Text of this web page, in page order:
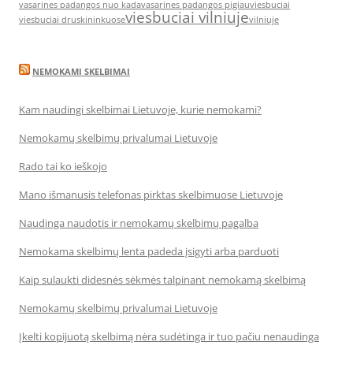
vasarines padangos nuo kadavasarines padangos pigiauviesbuciai
viesbuciai druskininkuoseviesbuciai vilniujevilniuje
NEMOKAMI SKELBIMAI
Kam naudingi skelbimai Lietuvoje, kurie nemokami?
Nemokamų skelbimų privalumai Lietuvoje
Rado tai ko ieškojo
Mano išmanusis telefonas pirktas skelbimuose Lietuvoje
Naudinga naudotis ir nemokamų skelbimų pagalba
Nemokama skelbimų lenta padeda įsigyti arba parduoti
Kaip sulaukti didesnės sėkmės talpinant nemokamą skelbimą
Nemokamų skelbimų privalumai Lietuvoje
Įkelti kopijuotą skelbimą nėra sudėtinga ir tuo pačiu nenaudinga